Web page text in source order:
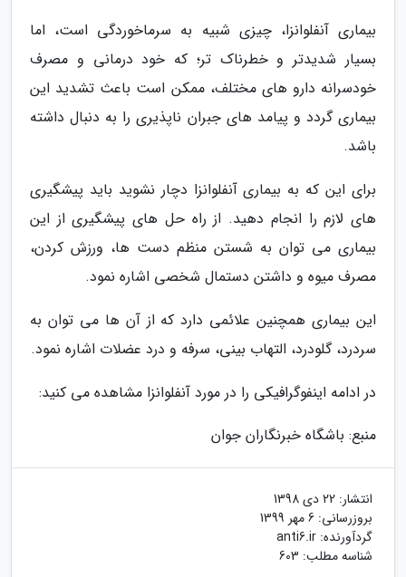
بیماری آنفلوانزا، چیزی شبیه به سرماخوردگی است، اما
بسیار شدیدتر و خطرناک تر؛ که خود درمانی و مصرف
خودسرانه دارو های مختلف، ممکن است باعث تشدید این
بیماری گردد و پیامد های جبران ناپذیری را به دنبال داشته
باشد.
برای این که به بیماری آنفلوانزا دچار نشوید باید پیشگیری
های لازم را انجام دهید. از راه حل های پیشگیری از این
بیماری می توان به شستن منظم دست ها، ورزش کردن،
مصرف میوه و داشتن دستمال شخصی اشاره نمود.
این بیماری همچنین علائمی دارد که از آن ها می توان به
سردرد، گلودرد، التهاب بینی، سرفه و درد عضلات اشاره نمود.
در ادامه اینفوگرافیکی را در مورد آنفلوانزا مشاهده می کنید:
منبع: باشگاه خبرنگاران جوان
انتشار: 22 دی 1398
بروزرسانی: 6 مهر 1399
گردآورنده: anti6.ir
شناسه مطلب: 603